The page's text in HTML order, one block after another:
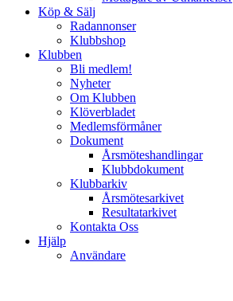
Köp & Sälj
Radannonser
Klubbshop
Klubben
Bli medlem!
Nyheter
Om Klubben
Klöverbladet
Medlemsförmåner
Dokument
Årsmöteshandlingar
Klubbdokument
Klubbarkiv
Årsmötesarkivet
Resultatarkivet
Kontakta Oss
Hjälp
Användare